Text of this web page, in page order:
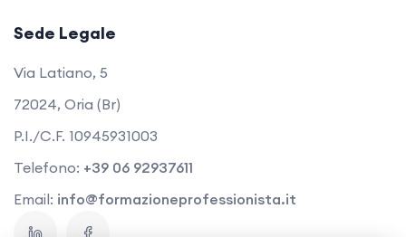
Sede Legale
Via Latiano, 5
72024, Oria (Br)
P.I./C.F. 10945931003
Telefono: +39 06 92937611
Email: info@formazioneprofessionista.it